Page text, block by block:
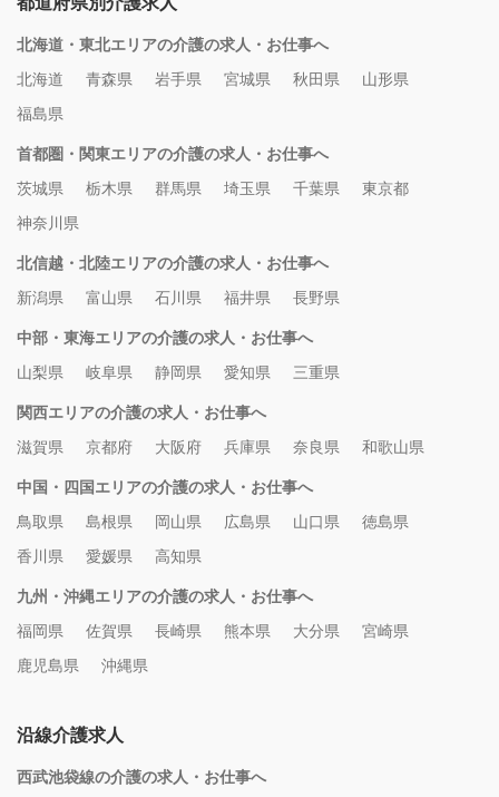
北海道・東北エリアの介護の求人・お仕事へ
北海道
青森県 岩手県 宮城県 秋田県
山形県
福島県
首都圏・関東エリアの介護の求人・お仕事へ
茨城県
栃木県 群馬県 埼玉県 千葉県
東京都
神奈川県
北信越・北陸エリアの介護の求人・お仕事へ
新潟県
富山県 石川県 福井県 長野県
中部・東海エリアの介護の求人・お仕事へ
山梨県
岐阜県 静岡県 愛知県 三重県
関西エリアの介護の求人・お仕事へ
滋賀県
京都府 大阪府 兵庫県 奈良県 和歌山県
中国・四国エリアの介護の求人・お仕事へ
鳥取県
島根県 岡山県 広島県 山口県
徳島県
香川県
愛媛県 高知県
九州・沖縄エリアの介護の求人・お仕事へ
福岡県
佐賀県 長崎県 熊本県 大分県
宮崎県
鹿児島県
沖縄県
沿線介護求人
西武池袋線の介護の求人・お仕事へ